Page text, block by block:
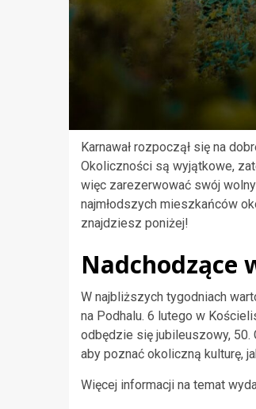
Karnawał rozpoczął się na
Okoliczności są wyjątkowe,
więc zarezerwować swój
najmłodszych mieszkańców
znajdziesz poniżej!
Nadchodzące
W najbliższych tygodniach
na Podhalu. 6 lutego w
odbędzie się jubileuszowy, 50.
aby poznać okoliczną kulturę,
Więcej informacji na temat